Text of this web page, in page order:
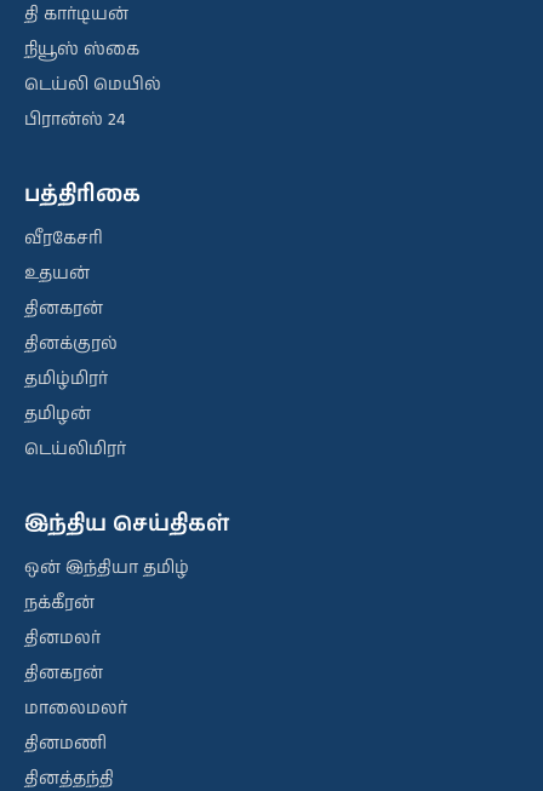
தி கார்டியன்
நியூஸ் ஸ்கை
டெய்லி மெயில்
பிரான்ஸ் 24
பத்திரிகை
வீரகேசரி
உதயன்
தினகரன்
தினக்குரல்
தமிழ்மிரர்
தமிழன்
டெய்லிமிரர்
இந்திய செய்திகள்
ஒன் இந்தியா தமிழ்
நக்கீரன்
தினமலர்
தினகரன்
மாலைமலர்
தினமணி
தினத்தந்தி